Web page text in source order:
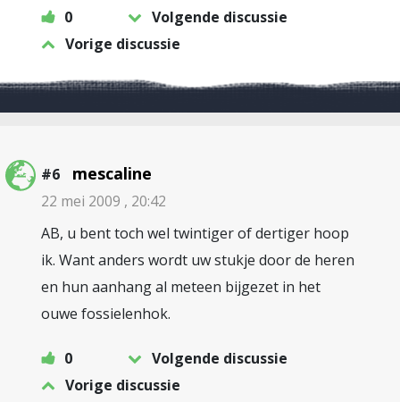
0
Volgende discussie
Vorige discussie
#6 mescaline
22 mei 2009 , 20:42
AB, u bent toch wel twintiger of dertiger hoop
ik. Want anders wordt uw stukje door de heren
en hun aanhang al meteen bijgezet in het
ouwe fossielenhok.
0
Volgende discussie
Vorige discussie